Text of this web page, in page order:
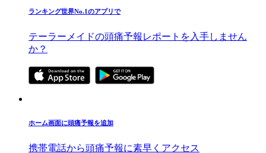
ランキング世界No.1のアプリで
テーラーメイドの頭痛予報レポートを入手しません
か？
ホーム画面に頭痛予報を追加
携帯電話から頭痛予報に素早くアクセス